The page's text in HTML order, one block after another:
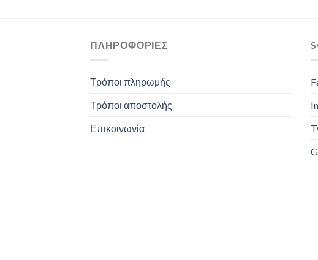
ΠΛΗΡΟΦΟΡΊΕΣ
Τρόποι πληρωμής
Τρόποι αποστολής
Επικοινωνία